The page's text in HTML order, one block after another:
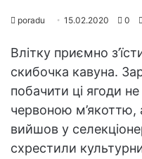
poradu 15.02.2020 0
Влітку приємно
скибочка кавуна.
побачити ці ягоди
червоною м’якоттю,
вийшов у
схрестили